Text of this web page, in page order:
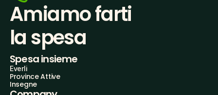
Amiamo farti
la spesa
Spesa insieme
Everli
Province Attive
Insegne